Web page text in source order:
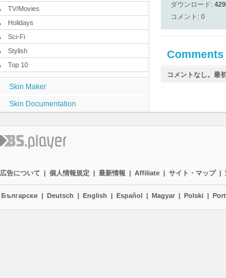
TV/Movies
Holidays
Sci-Fi
Stylish
Top 10
Skin Maker
Skin Documentation
ダウンロード:
コメント: 0
Comments
コメントなし。最
広告について | 個人情報規定 | 最新情報 | Affiliate | サイト・マップ |
Български | Deutsch | English | Español | Magyar | Polski |